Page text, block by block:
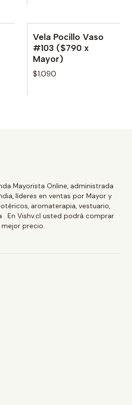
Vela Pocillo Vaso
#103 ($790 x
Mayor)
$1.090
Mayorista Online, administrada
líderes en ventas por Mayor y
aromaterapia, vestuario,
En Vishv.cl usted podrá comprar
precio.